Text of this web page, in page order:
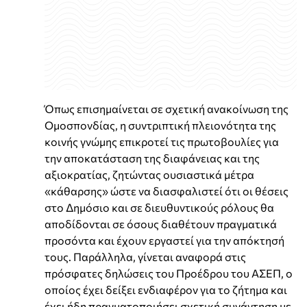
Όπως επισημαίνεται σε σχετική ανακοίνωση της
Ομοσπονδίας, η συντριπτική πλειονότητα της
κοινής γνώμης επικροτεί τις πρωτοβουλίες για
την αποκατάσταση της διαφάνειας και της
αξιοκρατίας, ζητώντας ουσιαστικά μέτρα
«κάθαρσης» ώστε να διασφαλιστεί ότι οι θέσεις
στο Δημόσιο και σε διευθυντικούς ρόλους θα
αποδίδονται σε όσους διαθέτουν πραγματικά
προσόντα και έχουν εργαστεί για την απόκτησή
τους. Παράλληλα, γίνεται αναφορά στις
πρόσφατες δηλώσεις του Προέδρου του ΑΣΕΠ, ο
οποίος έχει δείξει ενδιαφέρον για το ζήτημα και